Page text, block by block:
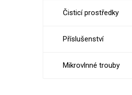
Čisticí prostředky
Příslušenství
Mikrovlnné trouby